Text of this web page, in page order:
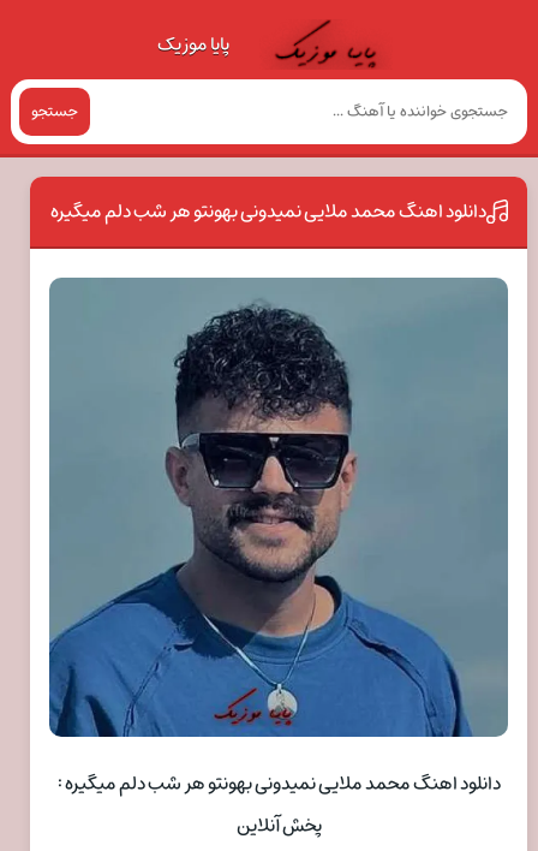
پایا موزیک
جستجو
دانلود اهنگ محمد ملایی نمیدونی بهونتو هر شب دلم میگیره
دانلود اهنگ محمد ملایی نمیدونی بهونتو هر شب دلم میگیره :
پخش آنلاین